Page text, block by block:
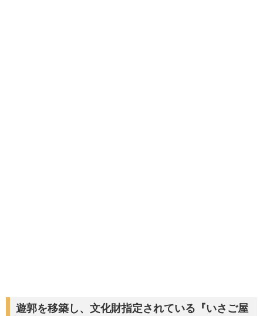
遊郭を移築し、文化財指定されている『いさご屋